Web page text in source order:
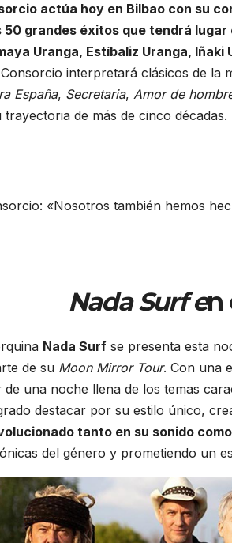
actúa hoy en Bilbao con su
50 grandes éxitos que tendrá
Uranga, Estíbaliz Uranga,
interpretará clásicos de la
España, Secretaria, Amor de
trayectoria de más de cinco
Nada Surf en
Nada Surf se presenta esta
de su Moon Mirror Tour. Con una
una noche llena de los temas
destacar por su estilo único,
tanto en su sonido
del género y prometiendo un